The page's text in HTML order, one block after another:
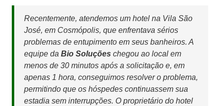
Recentemente, atendemos um hotel na Vila São
José, em Cosmópolis, que enfrentava sérios
problemas de entupimento em seus banheiros. A
equipe da Bio Soluções chegou ao local em
menos de 30 minutos após a solicitação e, em
apenas 1 hora, conseguimos resolver o problema,
permitindo que os hóspedes continuassem sua
estadia sem interrupções. O proprietário do hotel